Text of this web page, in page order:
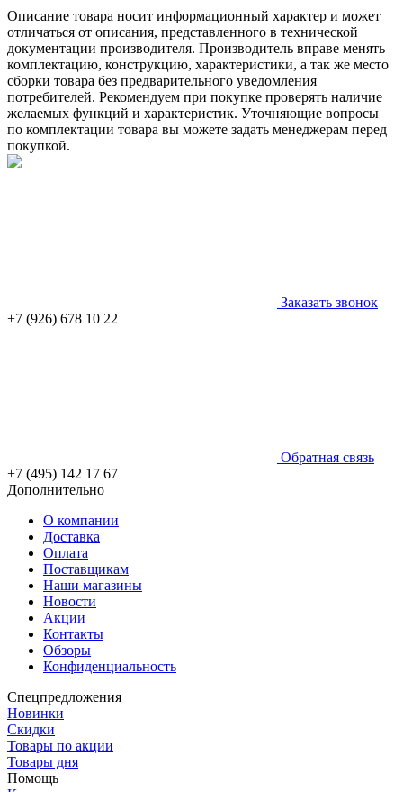
Описание товара носит информационный характер и может
отличаться от описания, представленного в технической
документации производителя. Производитель вправе менять
комплектацию, конструкцию, характеристики, а так же место
сборки товара без предварительного уведомления
потребителей. Рекомендуем при покупке проверять наличие
желаемых функций и характеристик. Уточняющие вопросы
по комплектации товара вы можете задать менеджерам перед
покупкой.
Заказать звонок
+7 (926) 678 10 22
Обратная связь
+7 (495) 142 17 67
Дополнительно
О компании
Доставка
Оплата
Поставщикам
Наши магазины
Новости
Акции
Контакты
Обзоры
Конфиденциальность
Спецпредложения
Новинки
Скидки
Товары по акции
Товары дня
Помощь